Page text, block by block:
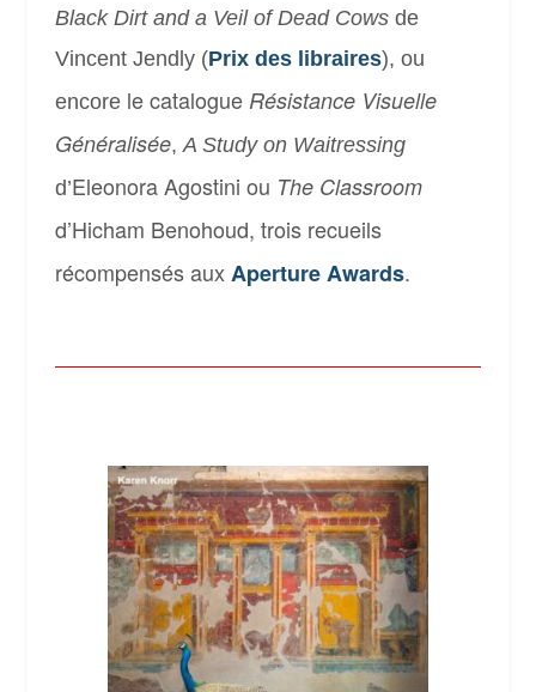
Black Dirt and a Veil of Dead Cowsde
Vincent Jendly (Prix des libraires), ou
encore le catalogue Résistance Visuelle
Généralisée,A Study on Waitressing
d’Eleonora Agostini ou The Classroom
d’Hicham Benohoud, trois recueils
récompensés auxAperture Awards.